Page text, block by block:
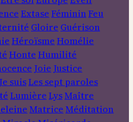
Extase FémininFeu
Gloire Guérison
Héroïsme Homélie
Honte Humilité
Joie Justice
suisLes sept paroles
Lumière LysMaître
Matrice Méditation